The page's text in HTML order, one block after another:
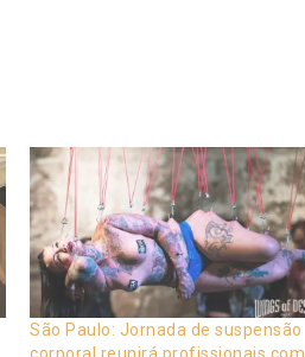
São Paulo: Jornada de suspensão